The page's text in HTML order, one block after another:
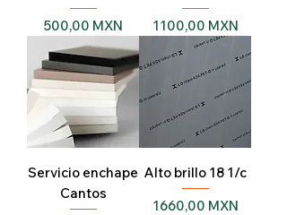
Precio
500,00 MXN
Precio
1100,00 MXN
Servicio enchape
Cantos
Alto brillo 18 1/c
Precio
1660,00 MXN